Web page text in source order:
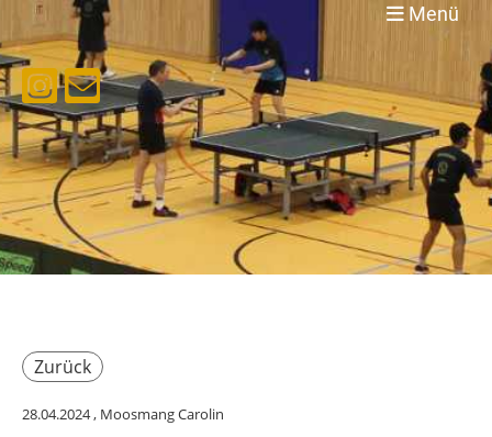
Menü
Zurück
28.04.2024, Moosmang Carolin